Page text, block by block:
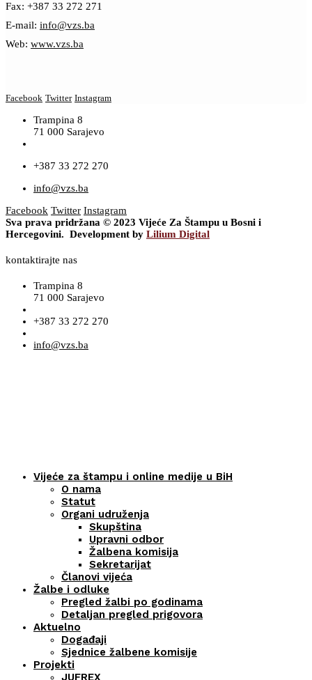
Fax: +387 33 272 271
E-mail: info@vzs.ba
Web: www.vzs.ba
Facebook Twitter Instagram
Trampina 8
71 000 Sarajevo
+387 33 272 270
info@vzs.ba
Facebook Twitter Instagram
Sva prava pridržana © 2023 Vijeće Za Štampu u Bosni i
Hercegovini. Development by Lilium Digital
kontaktirajte nas
Trampina 8
71 000 Sarajevo
+387 33 272 270
info@vzs.ba
Vijeće za štampu i online medije u BiH
O nama
Statut
Organi udruženja
Skupština
Upravni odbor
Žalbena komisija
Sekretarijat
Članovi vijeća
Žalbe i odluke
Pregled žalbi po godinama
Detaljan pregled prigovora
Aktuelno
Događaji
Sjednice žalbene komisije
Projekti
JUFREX